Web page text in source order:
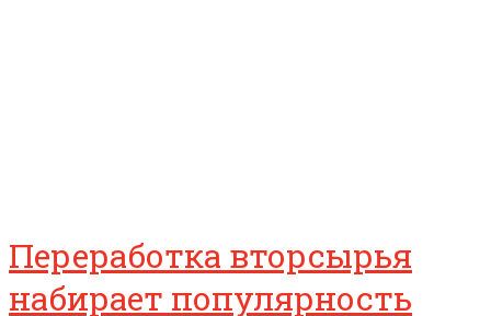
Переработка вторсырья
набирает популярность